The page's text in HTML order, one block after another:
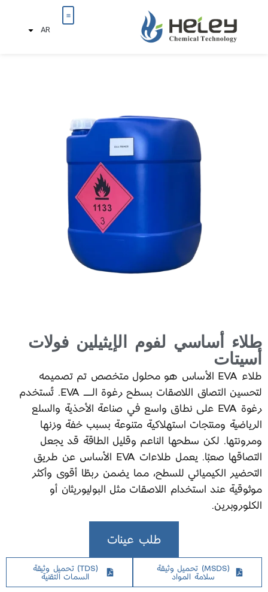
AR
طلاء أساسي لفوم الإيثيلين فولات
أسيتات
طلاء EVA الأساس هو محلول متخصص تم تصميمه
لتحسين التصاق اللاصقات بسطح رغوة الـ EVA. تُستخدم
رغوة EVA على نطاق واسع في صناعة الأحذية والسلع
الرياضية ومنتجات استهلاكية متنوعة بسبب خفة وزنها
ومرونتها. لكن سطحها الناعم وقليل الطاقة قد يجعل
التصاقها صعبًا. يعمل طلاءات EVA الأساس عن طريق
التحضير الكيميائي للسطح، مما يضمن ربطًا أقوى وأكثر
موثوقية عند استخدام اللاصقات مثل البوليوريثان أو
الكلوروبرين.
طلب عينات
(MSDS) تحميل وثيقة
سلامة المواد
(TDS) تحميل وثيقة
السمات التقنية